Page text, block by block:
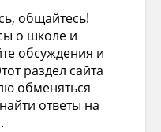
общайтесь!
о школе и
обсуждения и
раздел сайта
обменяться
ответы на